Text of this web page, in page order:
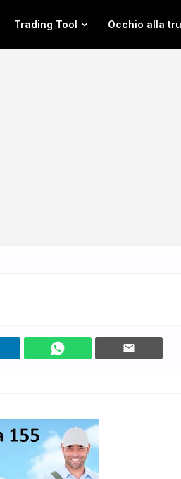
Trading Tool Occhio alla